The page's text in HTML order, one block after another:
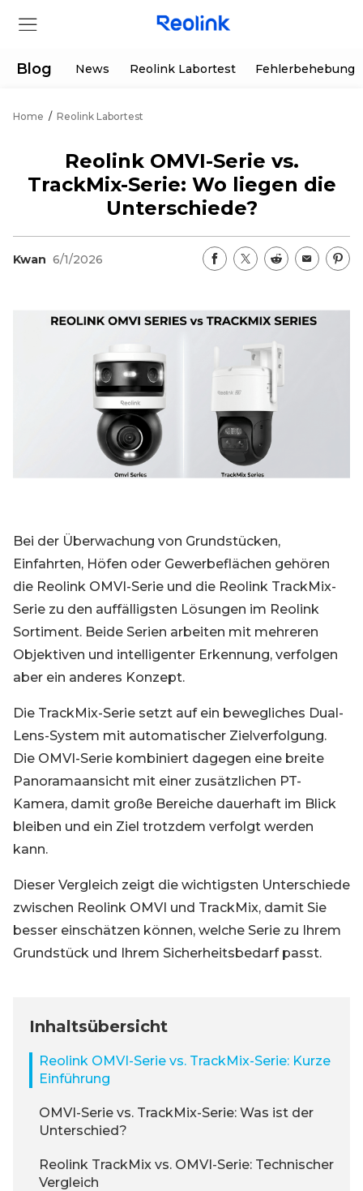
Produkte
Supportanfrage
Aktionen
Generalüberholt
Bestellung verfolgen
Registrieren
Einloggen
Blog News Reolink Labortest Fehlerbehebung
Home / Reolink Labortest
Reolink OMVI-Serie vs.
TrackMix-Serie: Wo liegen die
Unterschiede?
Kwan 6/1/2026
Bei der Überwachung von Grundstücken,
Einfahrten, Höfen oder Gewerbeflächen gehören
die Reolink OMVI-Serie und die Reolink TrackMix-
Serie zu den auffälligsten Lösungen im Reolink
Sortiment. Beide Serien arbeiten mit mehreren
Objektiven und intelligenter Erkennung, verfolgen
aber ein anderes Konzept.
Die TrackMix-Serie setzt auf ein bewegliches Dual-
Lens-System mit automatischer Zielverfolgung.
Die OMVI-Serie kombiniert dagegen eine breite
Panoramaansicht mit einer zusätzlichen PT-
Kamera, damit große Bereiche dauerhaft im Blick
bleiben und ein Ziel trotzdem verfolgt werden
kann.
Dieser Vergleich zeigt die wichtigsten Unterschiede
zwischen Reolink OMVI und TrackMix, damit Sie
besser einschätzen können, welche Serie zu Ihrem
Grundstück und Ihrem Sicherheitsbedarf passt.
Inhaltsübersicht
Reolink OMVI-Serie vs. TrackMix-Serie: Kurze
Einführung
OMVI-Serie vs. TrackMix-Serie: Was ist der
Unterschied?
Reolink TrackMix vs. OMVI-Serie: Technischer
Vergleich